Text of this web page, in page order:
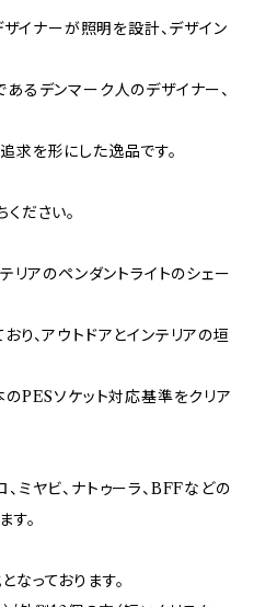
ナーが照明を設計、デザイン
るデンマーク人のデザイナー、
求を形にした逸品です。
ださい。
リアのペンダントライトのシェー
り、アウトドアとインテリアの垣
PESソケット対応基準をクリア
ミヤビ、ナトゥーラ、BFFなどの
す。
っております。